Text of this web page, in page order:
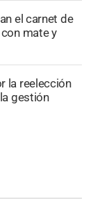
el carnet de
mate y
la reelección
gestión